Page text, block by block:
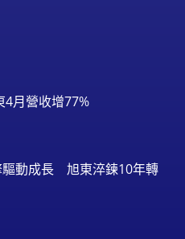
4月營收增77%
驅動成長 旭東淬鍊10年轉